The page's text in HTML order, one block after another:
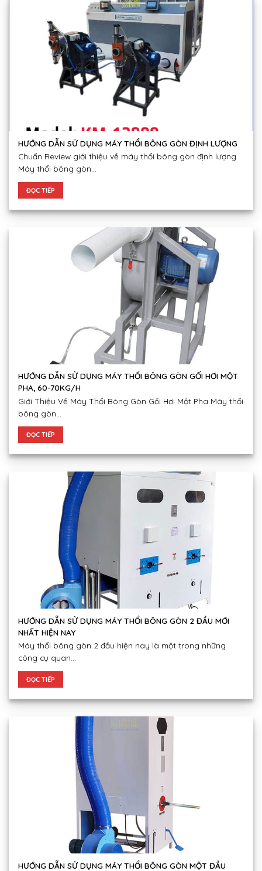
HƯỚNG DẪN SỬ DỤNG MÁY THỔI BÔNG GÒN ĐỊNH LƯỢNG
Chuẩn Review giới thiệu về máy thổi bông gòn định lượng
Máy thổi bông gòn...
ĐỌC TIẾP
HƯỚNG DẪN SỬ DỤNG MÁY THỔI BÔNG GÒN GỐI HƠI MỘT
PHA, 60-70KG/H
Giới Thiệu Về Máy Thổi Bông Gòn Gối Hơi Một Pha Máy thổi
bông gòn...
ĐỌC TIẾP
HƯỚNG DẪN SỬ DỤNG MÁY THỔI BÔNG GÒN 2 ĐẦU MỚI
NHẤT HIỆN NAY
Máy thổi bông gòn 2 đầu hiện nay là một trong những
công cụ quan...
ĐỌC TIẾP
HƯỚNG DẪN SỬ DỤNG MÁY THỔI BÔNG GÒN MỘT ĐẦU